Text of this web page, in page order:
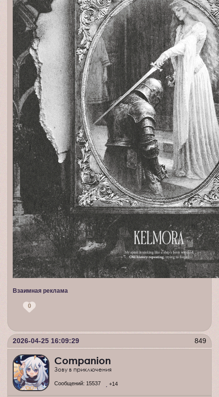
Взаимная реклама
0
849
2026-04-25 16:09:29
Companion
Зову в приключения
Сообщений: 15537 +14